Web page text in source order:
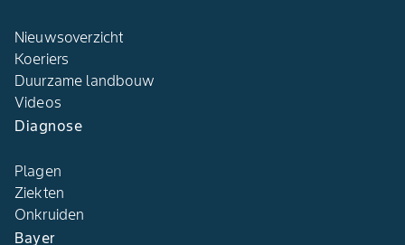
Nieuwsoverzicht
Koeriers
Duurzame landbouw
Videos
Diagnose
Plagen
Ziekten
Onkruiden
Bayer